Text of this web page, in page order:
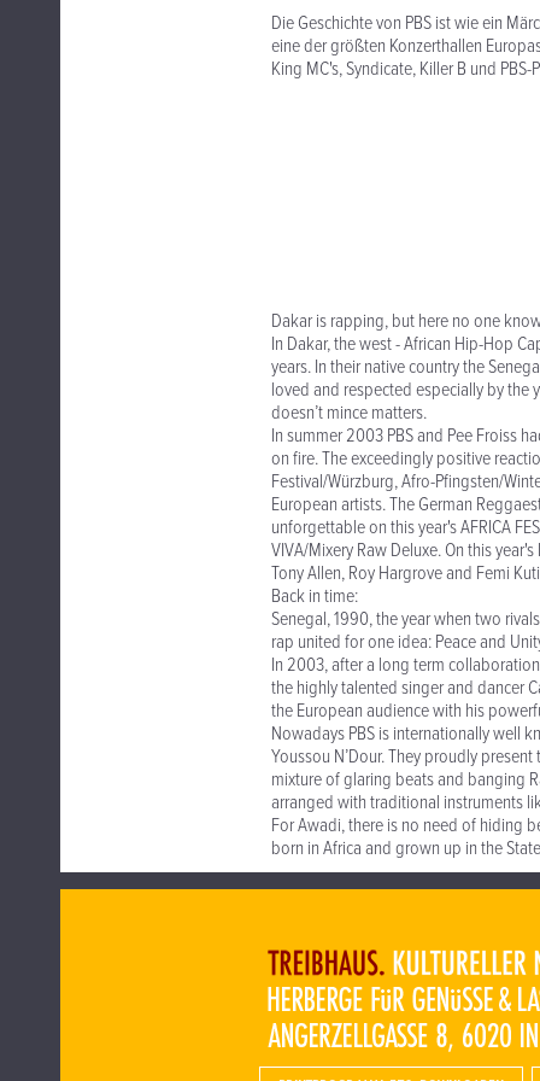
Die Geschichte von PBS ist wie ein
eine der größten Konzerthallen
King MC's, Syndicate, Killer B und
Dakar is rapping, but here no one
In Dakar, the west - African Hip-Hop
years. In their native country the
loved and respected especially by the
doesn’t mince matters.
In summer 2003 PBS and Pee Froiss
on fire. The exceedingly positive
Festival/Würzburg, Afro-Pfingsten/
European artists. The German
unforgettable on this year's AFRICA
VIVA/Mixery Raw Deluxe. On this
Tony Allen, Roy Hargrove and Femi
Back in time:
Senegal, 1990, the year when two
rap united for one idea: Peace and
In 2003, after a long term
the highly talented singer and dancer
the European audience with his
Nowadays PBS is internationally well
Youssou N’Dour. They proudly
mixture of glaring beats and banging
arranged with traditional instruments
For Awadi, there is no need of hiding
born in Africa and grown up in the